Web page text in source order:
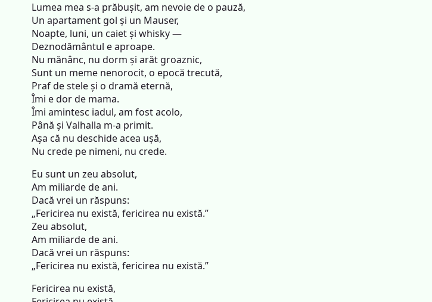
Lumea mea s-a prăbușit, am nevoie de o pauză,
Un apartament gol și un Mauser,
Noapte, luni, un caiet și whisky —
Deznodământul e aproape.
Nu mănânc, nu dorm și arăt groaznic,
Sunt un meme nenorocit, o epocă trecută,
Praf de stele și o dramă eternă,
Îmi e dor de mama.
Îmi amintesc iadul, am fost acolo,
Până și Valhalla m-a primit.
Așa că nu deschide acea ușă,
Nu crede pe nimeni, nu crede.
Eu sunt un zeu absolut,
Am miliarde de ani.
Dacă vrei un răspuns:
„Fericirea nu există, fericirea nu există.”
Zeu absolut,
Am miliarde de ani.
Dacă vrei un răspuns:
„Fericirea nu există, fericirea nu există.”
Fericirea nu există,